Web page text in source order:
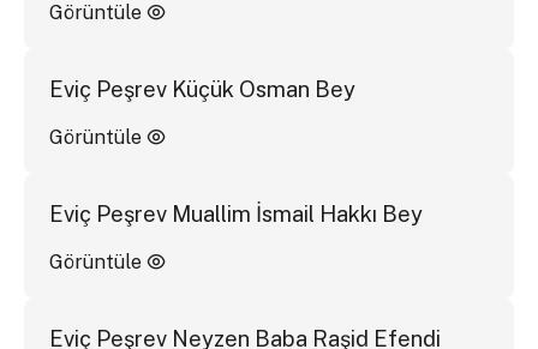
Görüntüle
Eviç Peşrev Küçük Osman Bey
Görüntüle
Eviç Peşrev Muallim İsmail Hakkı Bey
Görüntüle
Eviç Peşrev Neyzen Baba Raşid Efendi